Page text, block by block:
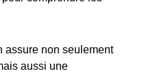
assure non seulement
aussi une